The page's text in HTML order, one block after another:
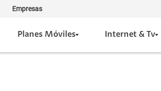
Empresas
Planes Móviles Internet & Tv